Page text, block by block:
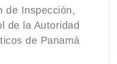
de Inspección,
de la Autoridad
de Panamá